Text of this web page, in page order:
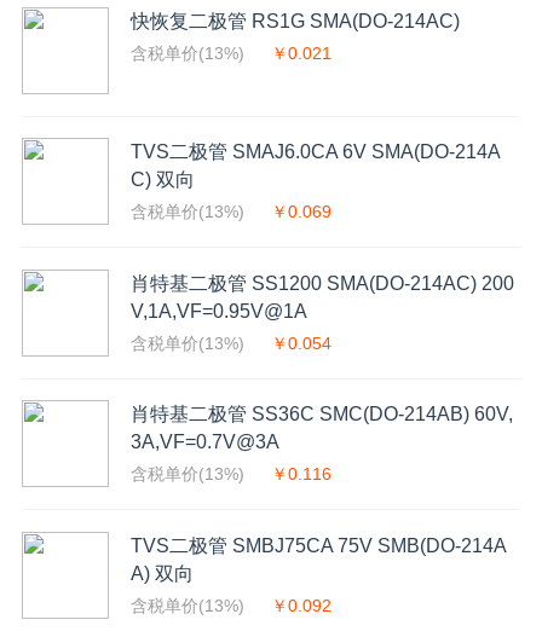
快恢复二极管 RS1G SMA(DO-214AC)
含税单价(13%) ￥0.021
TVS二极管 SMAJ6.0CA 6V SMA(DO-214A
C) 双向
含税单价(13%) ￥0.069
肖特基二极管 SS1200 SMA(DO-214AC) 200
V,1A,VF=0.95V@1A
含税单价(13%) ￥0.054
肖特基二极管 SS36C SMC(DO-214AB) 60V,
3A,VF=0.7V@3A
含税单价(13%) ￥0.116
TVS二极管 SMBJ75CA 75V SMB(DO-214A
A) 双向
含税单价(13%) ￥0.092